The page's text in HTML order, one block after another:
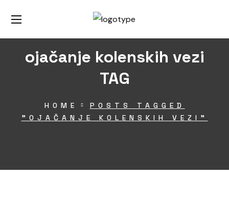
ojačanje kolenskih vezi
TAG
HOME
POSTS TAGGED
"OJAČANJE KOLENSKIH VEZI"